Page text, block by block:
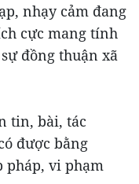
nhạy cảm đang
cực mang tính
đồng thuận xã
tin, bài, tác
được bằng
pháp, vi phạm